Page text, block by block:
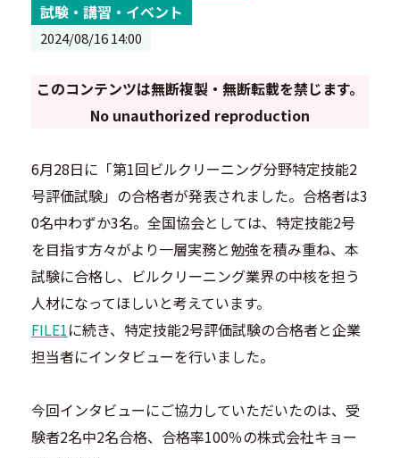
試験・講習・イベント
2024/08/16 14:00
このコンテンツは無断複製・無断転載を禁じます。
No unauthorized reproduction
6月28日に「第1回ビルクリーニング分野特定技能2
号評価試験」の合格者が発表されました。合格者は3
0名中わずか3名。全国協会としては、特定技能2号
を目指す方々がより一層実務と勉強を積み重ね、本
試験に合格し、ビルクリーニング業界の中核を担う
人材になってほしいと考えています。
FILE1に続き、特定技能2号評価試験の合格者と企業
担当者にインタビューを行いました。
今回インタビューにご協力していただいたのは、受
験者2名中2名合格、合格率100％の株式会社キョー